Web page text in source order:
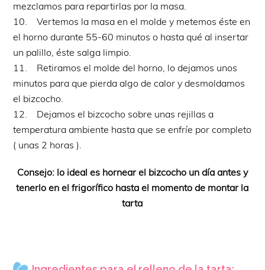
mezclamos para repartirlas por la masa.
10. Vertemos la masa en el molde y metemos éste en
el horno durante 55-60 minutos o hasta qué al insertar
un palillo, éste salga limpio.
11. Retiramos el molde del horno, lo dejamos unos
minutos para que pierda algo de calor y desmoldamos
el bizcocho.
12. Dejamos el bizcocho sobre unas rejillas a
temperatura ambiente hasta que se enfríe por completo
( unas 2 horas ).
Consejo: lo ideal es hornear el bizcocho un día antes y
tenerlo en el frigorífico hasta el momento de montar la
tarta